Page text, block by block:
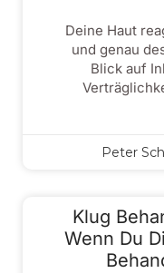
Deine Haut
und genau
Blick auf
Peter
Klug
Wenn Du